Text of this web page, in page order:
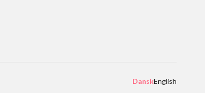
DanskEnglish